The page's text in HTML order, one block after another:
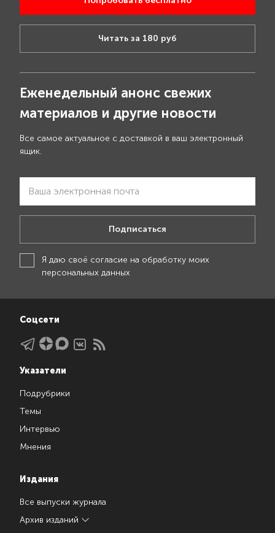
Читать за 180 руб
Еженедельный анонс свежих
материалов и другие новости
Все самое актуальное с доставкой в ваш электронный
ящик.
Подписаться
Я даю своё согласие на обработку моих
персональных данных
Соцсети
Указатели
Подрубрики
Темы
Интервью
Мнения
Издания
Все выпуски журнала
Архив изданий